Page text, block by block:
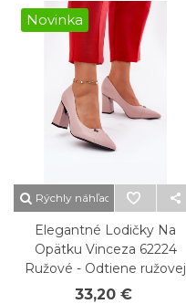
Novinka
Rýchly náhľad
Elegantné Lodičky Na
Opätku Vinceza 62224
Ružové - Odtiene ružovej
33,20 €